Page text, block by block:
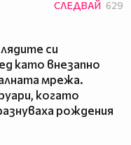
СЛЕДВАЙ 629
си
като внезапно
мрежа.
когато
рождения